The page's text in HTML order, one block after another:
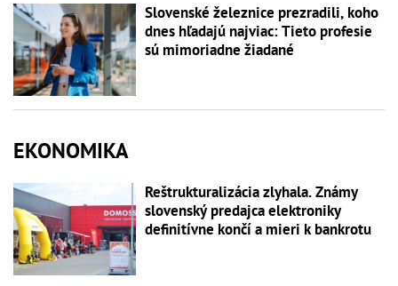
Slovenské železnice prezradili, koho
dnes hľadajú najviac: Tieto profesie
sú mimoriadne žiadané
EKONOMIKA
Reštrukturalizácia zlyhala. Známy
slovenský predajca elektroniky
definitívne končí a mieri k bankrotu